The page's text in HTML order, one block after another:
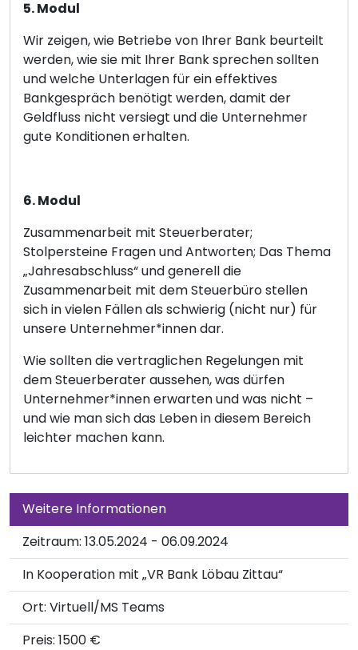
5. Modul
Wir zeigen, wie Betriebe von Ihrer Bank beurteilt
werden, wie sie mit Ihrer Bank sprechen sollten
und welche Unterlagen für ein effektives
Bankgespräch benötigt werden, damit der
Geldfluss nicht versiegt und die Unternehmer
gute Konditionen erhalten.
6. Modul
Zusammenarbeit mit Steuerberater;
Stolpersteine Fragen und Antworten; Das Thema
„Jahresabschluss“ und generell die
Zusammenarbeit mit dem Steuerbüro stellen
sich in vielen Fällen als schwierig (nicht nur) für
unsere Unternehmer*innen dar.
Wie sollten die vertraglichen Regelungen mit
dem Steuerberater aussehen, was dürfen
Unternehmer*innen erwarten und was nicht –
und wie man sich das Leben in diesem Bereich
leichter machen kann.
Weitere Informationen
Zeitraum: 13.05.2024 - 06.09.2024
In Kooperation mit „VR Bank Löbau Zittau“
Ort: Virtuell/MS Teams
Preis: 1500 €